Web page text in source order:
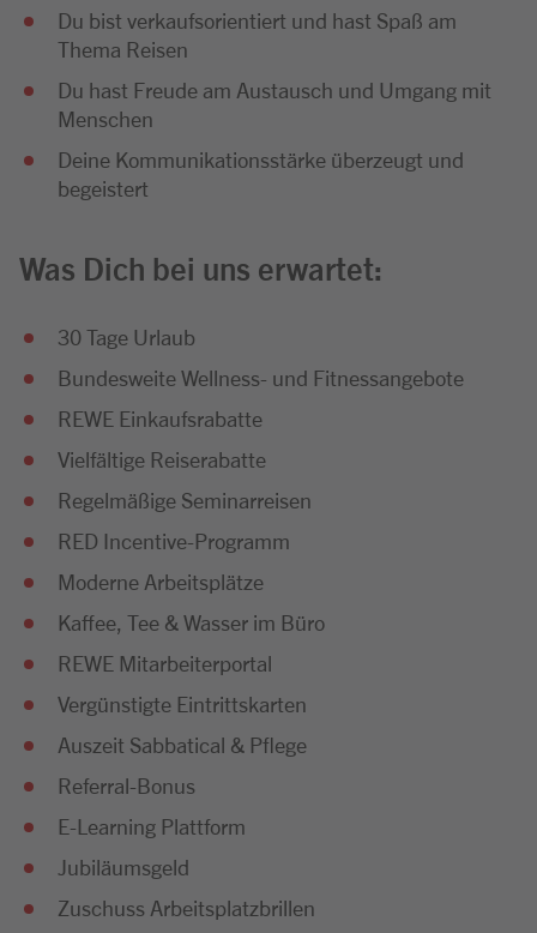
Du bist verkaufsorientiert und hast Spaß am
Thema Reisen
Du hast Freude am Austausch und Umgang mit
Menschen
Deine Kommunikationsstärke überzeugt und
begeistert
Was Dich bei uns erwartet:
30 Tage Urlaub
Bundesweite Wellness- und Fitnessangebote
REWE Einkaufsrabatte
Vielfältige Reiserabatte
Regelmäßige Seminarreisen
RED Incentive-Programm
Moderne Arbeitsplätze
Kaffee, Tee & Wasser im Büro
REWE Mitarbeiterportal
Vergünstigte Eintrittskarten
Auszeit Sabbatical & Pflege
Referral-Bonus
E-Learning Plattform
Jubiläumsgeld
Zuschuss Arbeitsplatzbrillen